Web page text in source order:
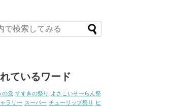
ているワード
の党 すすきの祭り
よさこいそーらん祭
ラリー スーパー チューリップ祭り ヒ